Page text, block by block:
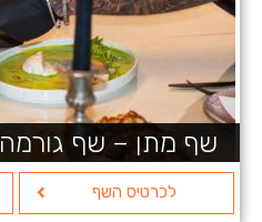
שף מתן – שף גורמה
לכרטיס השף